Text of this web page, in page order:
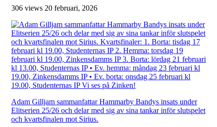
306 views 20 februari, 2026
Adam Gilljam sammanfattar Hammarby Bandys insats under
Elitserien 25/26 och delar med sig av sina tankar inför slutspelet
och kvartsfinalen mot Sirius.